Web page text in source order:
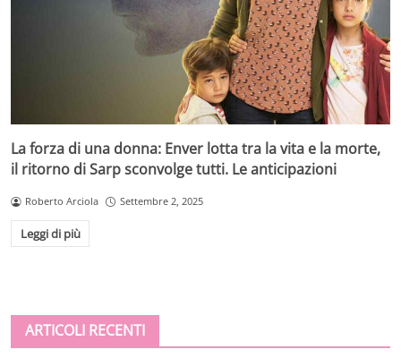
La forza di una donna: Enver lotta tra la vita e la morte,
il ritorno di Sarp sconvolge tutti. Le anticipazioni
Roberto Arciola Settembre 2, 2025
Leggi di più
ARTICOLI RECENTI